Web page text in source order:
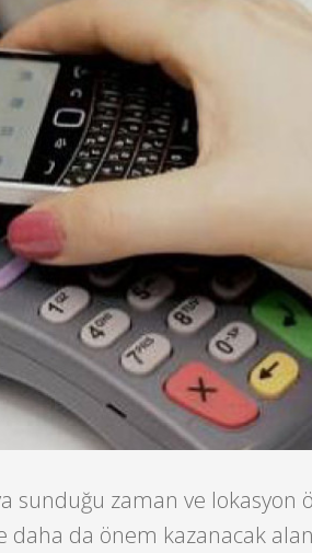
sunduğu zaman ve lokasyon
daha da önem kazanacak